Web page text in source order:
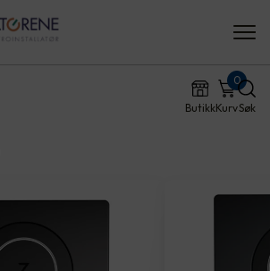
ButikkKurv
0
Søk